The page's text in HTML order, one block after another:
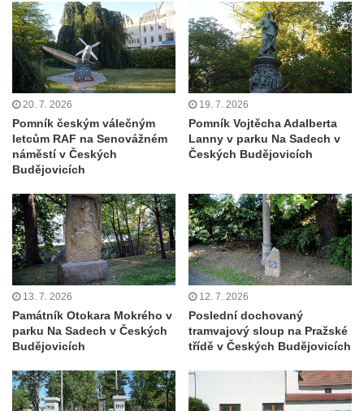
Socha Býk v ZOO Dresden
Socha Uprchlý otrok bojuje s divokým psem
v ZOO Dresden
Socha krokodýla v ZOO Dresden
Socha slona v ZOO Dresden
Socha Faun s medvíďaty v ZOO Dresden
Socha divokého prasete před vstupem do
Socha světce severně od Lužce nad
Vltavou
Pamětní kámen revitalizace Vltavy Vraňany
– Hořín u Lužce nad Vltavou
Strom svobody a památník 100 let republiky
a 30. výročí listopadu 1989 v Hrobčicích
Hrobčicích
Sochy „Klaun a dívenka“ v parku v centru
20. 7. 2026
Pomník českým válečným
letcům RAF na Senovážném
náměstí v Českých
Budějovicích
19. 7. 2026
Pomník Vojtěcha Adalberta
Lanny v parku Na Sadech v
Českých Budějovicích
13. 7. 2026
Památník Otokara Mokrého v
parku Na Sadech v Českých
Budějovicích
12. 7. 2026
Poslední dochovaný
tramvajový sloup na Pražské
třídě v Českých Budějovicích